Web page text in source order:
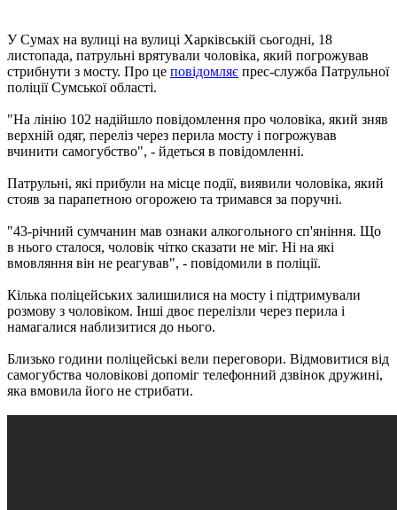
У Сумах на вулиці на вулиці Харківській сьогодні, 18
листопада, патрульні врятували чоловіка, який погрожував
стрибнути з мосту. Про це повідомляє прес-служба Патрульної
поліції Сумської області.
"На лінію 102 надійшло повідомлення про чоловіка, який зняв
верхній одяг, переліз через перила мосту і погрожував
вчинити самогубство", - йдеться в повідомленні.
Патрульні, які прибули на місце події, виявили чоловіка, який
стояв за парапетною огорожею та тримався за поручні.
"43-річний сумчанин мав ознаки алкогольного сп'яніння. Що
в нього сталося, чоловік чітко сказати не міг. Ні на які
вмовляння він не реагував", - повідомили в поліції.
Кілька поліцейських залишилися на мосту і підтримували
розмову з чоловіком. Інші двоє перелізли через перила і
намагалися наблизитися до нього.
Близько години поліцейські вели переговори. Відмовитися від
самогубства чоловікові допоміг телефонний дзвінок дружині,
яка вмовила його не стрибати.